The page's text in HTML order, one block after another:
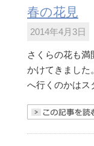
春の花見
2014年4月3日
さくらの花も満
かけてきました
へ行くのかはス